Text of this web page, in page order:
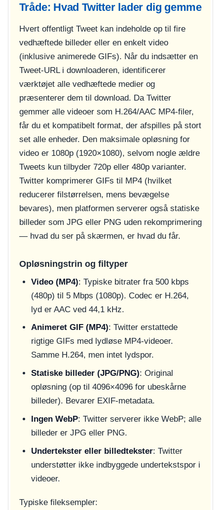
Tråde: Hvad Twitter lader dig gemme
Hvert offentligt Tweet kan indeholde op til fire
vedhæftede billeder eller en enkelt video
(inklusive animerede GIFs). Når du indsætter en
Tweet-URL i downloaderen, identificerer
værktøjet alle vedhæftede medier og
præsenterer dem til download. Da Twitter
gemmer alle videoer som H.264/AAC MP4-filer,
får du et kompatibelt format, der afspilles på stort
set alle enheder. Den maksimale opløsning for
video er 1080p (1920×1080), selvom nogle ældre
Tweets kun tilbyder 720p eller 480p varianter.
Twitter komprimerer GIFs til MP4 (hvilket
reducerer filstørrelsen, mens bevægelse
bevares), men platformen serverer også statiske
billeder som JPG eller PNG uden rekomprimering
— hvad du ser på skærmen, er hvad du får.
Opløsningstrin og filtyper
Video (MP4): Typiske bitrater fra 500 kbps
(480p) til 5 Mbps (1080p). Codec er H.264,
lyd er AAC ved 44,1 kHz.
Animeret GIF (MP4): Twitter erstattede
rigtige GIFs med lydløse MP4-videoer.
Samme H.264, men intet lydspor.
Statiske billeder (JPG/PNG): Original
opløsning (op til 4096×4096 for ubeskårne
billeder). Bevarer EXIF-metadata.
Ingen WebP: Twitter serverer ikke WebP; alle
billeder er JPG eller PNG.
Undertekster eller billedtekster: Twitter
understøtter ikke indbyggede undertekstspor i
videoer.
Typiske fileksempler: